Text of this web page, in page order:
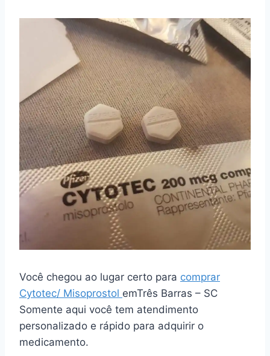
Você chegou ao lugar certo para comprar
Cytotec/ Misoprostol emTrês Barras – SC
Somente aqui você tem atendimento
personalizado e rápido para adquirir o
medicamento.